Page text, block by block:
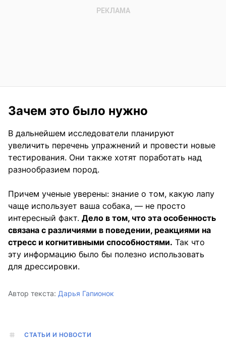
Зачем это было нужно
В дальнейшем исследователи планируют
увеличить перечень упражнений и провести новые
тестирования. Они также хотят поработать над
разнообразием пород.
Причем ученые уверены: знание о том, какую лапу
чаще использует ваша собака, — не просто
интересный факт. Дело в том, что эта особенность
связана с различиями в поведении, реакциями на
стресс и когнитивными способностями. Так что
эту информацию было бы полезно использовать
для дрессировки.
Автор текста: Дарья Гапионок
СТАТЬИ И НОВОСТИ